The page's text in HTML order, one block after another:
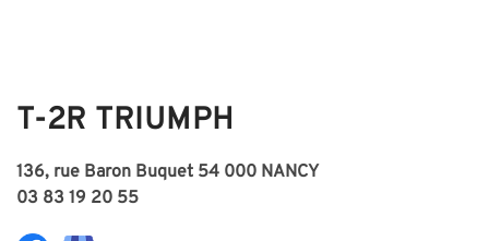
T-2R TRIUMPH
136, rue Baron Buquet 54 000 NANCY
03 83 19 20 55